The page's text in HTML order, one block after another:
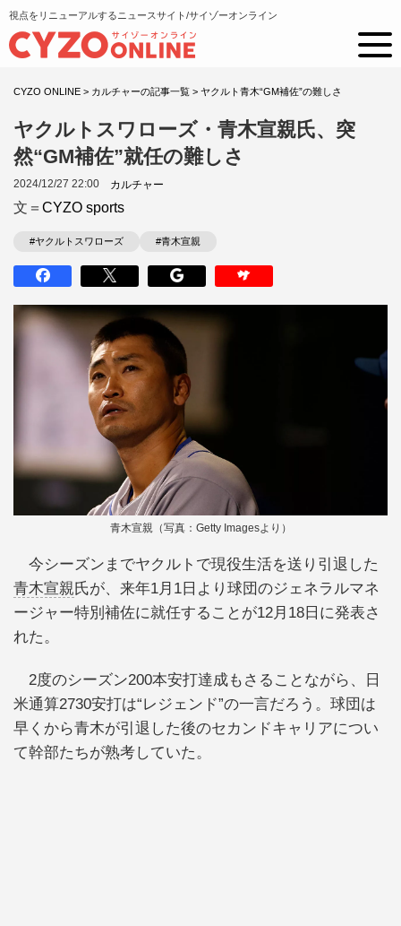
視点をリニューアルするニュースサイト/サイゾーオンライン
CYZO ONLINE > カルチャーの記事一覧 > ヤクルト青木“GM補佐”の難しさ
ヤクルトスワローズ・青木宣親氏、突
然“GM補佐”就任の難しさ
2024/12/27 22:00 カルチャー
文＝ CYZO sports
#ヤクルトスワローズ #青木宣親
青木宣親（写真：Getty Imagesより）
今シーズンまでヤクルトで現役生活を送り引退した
青木宣親氏が、来年1月1日より球団のジェネラルマネ
ージャー特別補佐に就任することが12月18日に発表さ
れた。
2度のシーズン200本安打達成もさることながら、日
米通算2730安打は“レジェンド”の一言だろう。球団は
早くから青木が引退した後のセカンドキャリアについ
て幹部たちが熟考していた。